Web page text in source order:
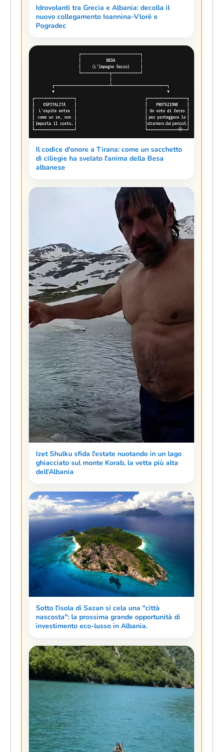
Idrovolanti tra Grecia e Albania: decolla il
nuovo collegamento Ioannina–Vlorë e
Pogradec
Il codice d'onore a Tirana: come un sacchetto
di ciliegie ha svelato l'anima della Besa
albanese
Izet Shulku sfida l'estate nuotando in un lago
ghiacciato sul monte Korab, la vetta più alta
dell'Albania
Sotto l'isola di Sazan si cela una "città
nascosta": la prossima grande opportunità di
investimento eco-lusso in Albania.